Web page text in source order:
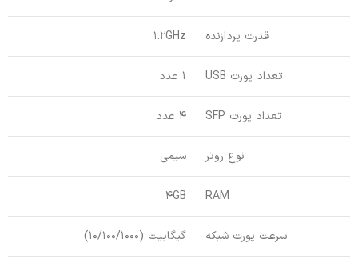
قدرت پردازنده 1.2GHz
تعداد پورت USB 1 عدد
تعداد پورت SFP 4 عدد
نوع روتر سیمی
RAM
4GB
سرعت پورت شبکه گیگابیت (10/100/1000)